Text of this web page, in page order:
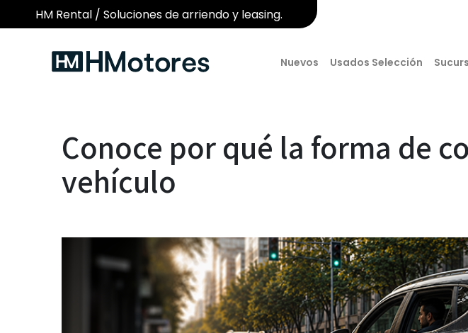
HM Rental / Soluciones de arriendo y leasing.
Nuevos Usados Selección
Conoce por qué la forma de
vehículo